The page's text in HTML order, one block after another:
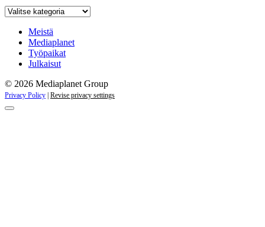
Kategoriat
Meistä
Mediaplanet
Työpaikat
Julkaisut
© 2026 Mediaplanet Group
Privacy Policy | Revise privacy settings